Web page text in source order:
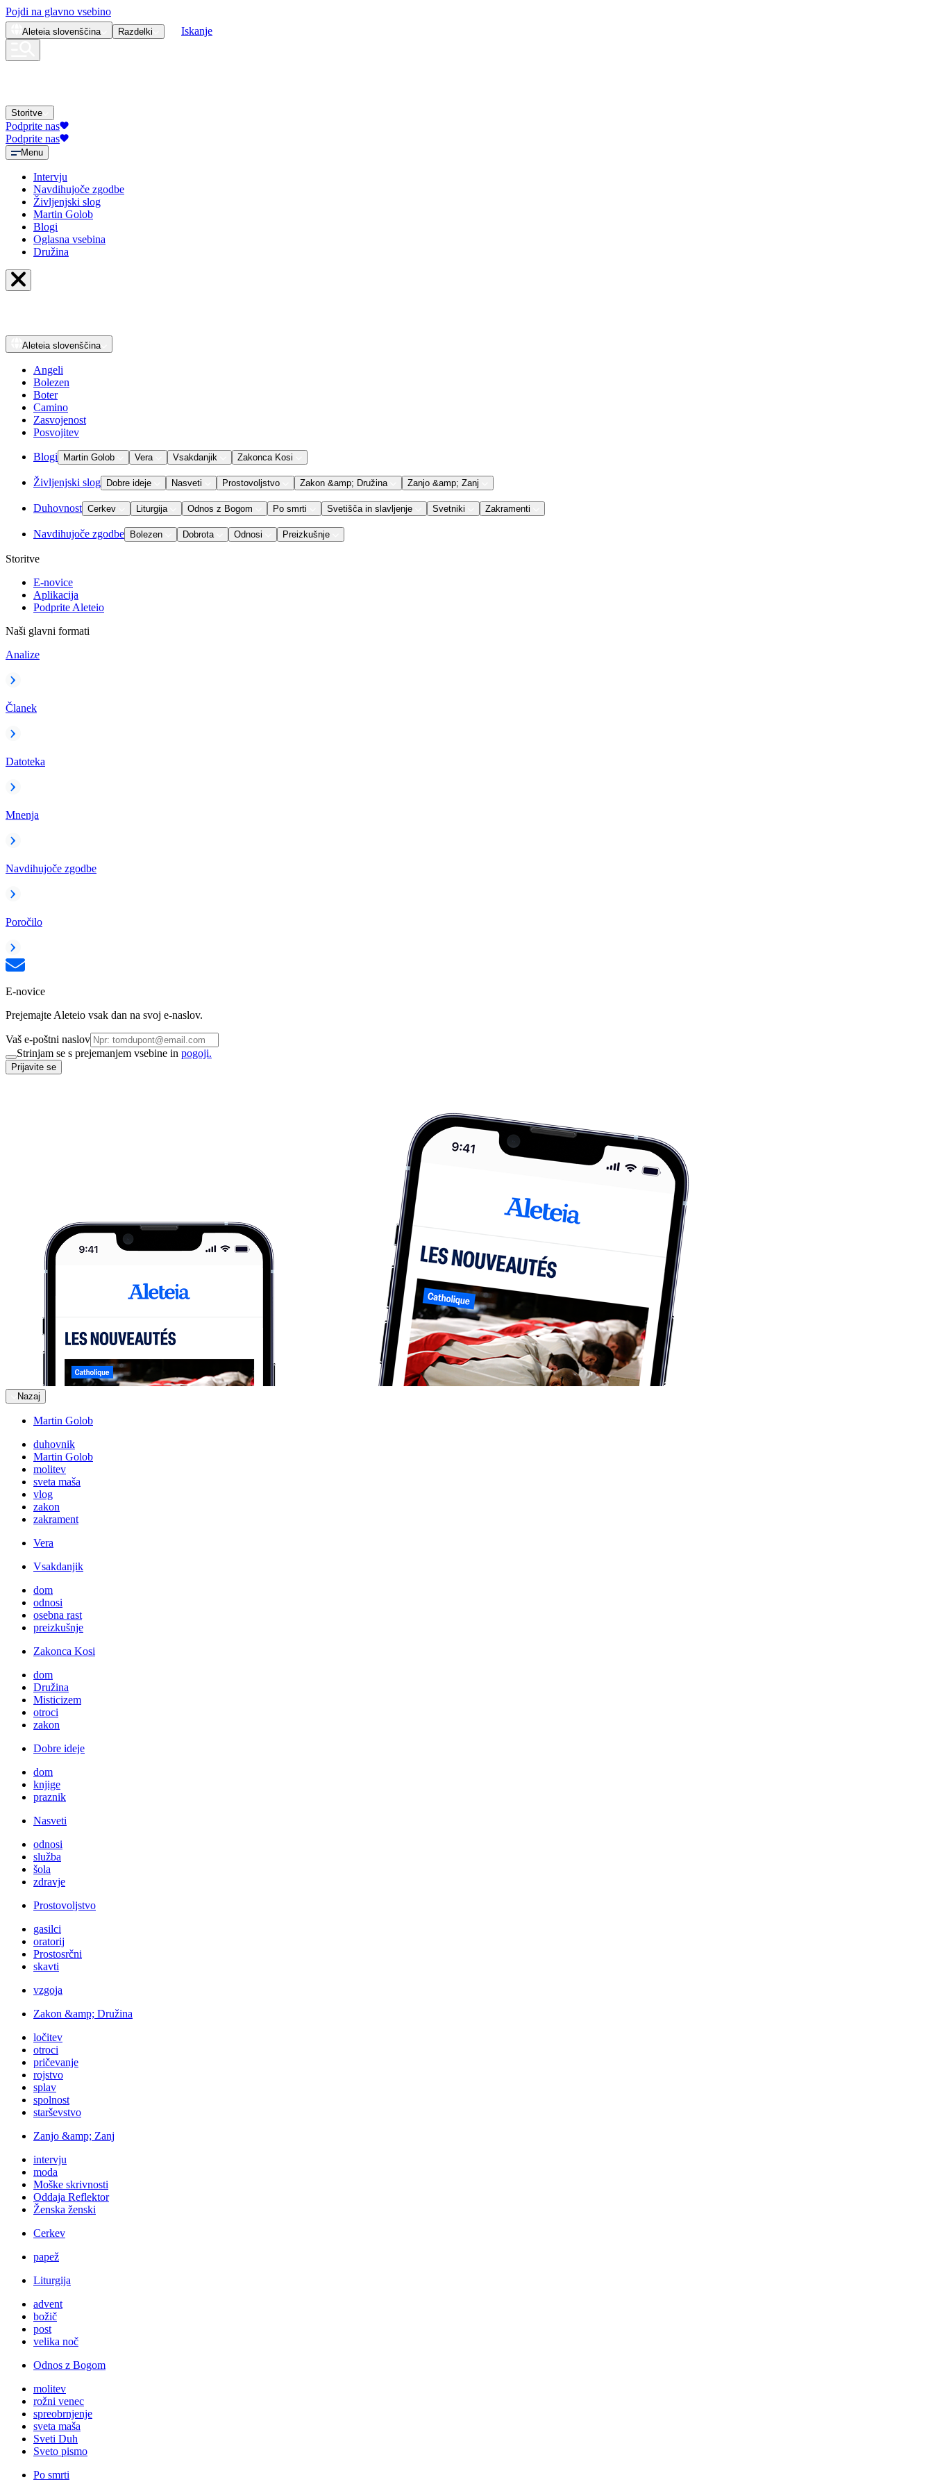
Pojdi na glavno vsebino
Aleteia slovenščina Razdelki Iskanje
Storitve
Podprite nas
Podprite nas
Menu
Intervju
Navdihujoče zgodbe
Življenjski slog
Martin Golob
Blogi
Oglasna vsebina
Družina
Aleteia slovenščina
Angeli
Bolezen
Boter
Camino
Zasvojenost
Posvojitev
Blogi Martin Golob Vera Vsakdanjik Zakonca Kosi
Življenjski slog Dobre ideje Nasveti Prostovoljstvo Zakon &amp; Družina Zanjo &amp; Zanj
Duhovnost Cerkev Liturgija Odnos z Bogom Po smrti Svetišča in slavljenje Svetniki Zakramenti
Navdihujoče zgodbe Bolezen Dobrota Odnosi Preizkušnje
Storitve
E-novice
Aplikacija
Podprite Aleteio
Naši glavni formati
Analize
Članek
Datoteka
Mnenja
Navdihujoče zgodbe
Poročilo
E-novice
Prejemajte Aleteio vsak dan na svoj e-naslov.
Vaš e-poštni naslov
Strinjam se s prejemanjem vsebine in pogoji.
Prijavite se
Nazaj
Martin Golob
duhovnik
Martin Golob
molitev
sveta maša
vlog
zakon
zakrament
Vera
Vsakdanjik
dom
odnosi
osebna rast
preizkušnje
Zakonca Kosi
dom
Družina
Misticizem
otroci
zakon
Dobre ideje
dom
knjige
praznik
Nasveti
odnosi
služba
šola
zdravje
Prostovoljstvo
gasilci
oratorij
Prostosrčni
skavti
vzgoja
Zakon &amp; Družina
ločitev
otroci
pričevanje
rojstvo
splav
spolnost
starševstvo
Zanjo &amp; Zanj
intervju
moda
Moške skrivnosti
Oddaja Reflektor
Ženska ženski
Cerkev
papež
Liturgija
advent
božič
post
velika noč
Odnos z Bogom
molitev
rožni venec
spreobrnjenje
sveta maša
Sveti Duh
Sveto pismo
Po smrti